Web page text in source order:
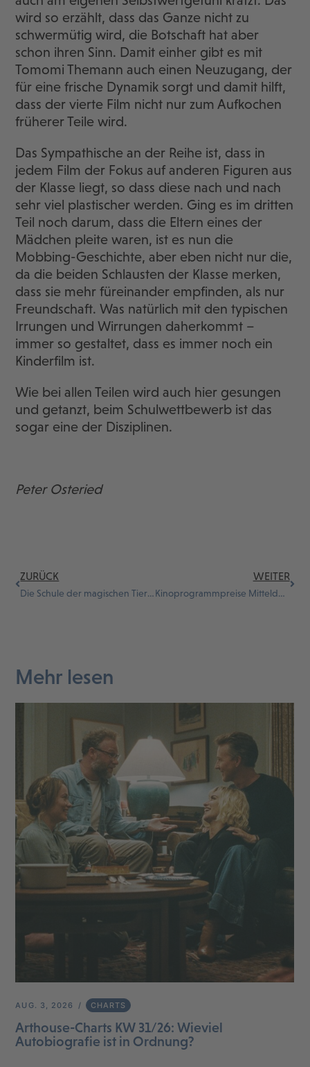
wird so erzählt, dass das Ganze nicht zu
schwermütig wird, die Botschaft hat aber
schon ihren Sinn. Damit einher gibt es mit
Tomomi Themann auch einen Neuzugang, der
für eine frische Dynamik sorgt und damit hilft,
dass der vierte Film nicht nur zum Aufkochen
früherer Teile wird.
Das Sympathische an der Reihe ist, dass in
jedem Film der Fokus auf anderen Figuren aus
der Klasse liegt, so dass diese nach und nach
sehr viel plastischer werden. Ging es im dritten
Teil noch darum, dass die Eltern eines der
Mädchen pleite waren, ist es nun die
Mobbing-Geschichte, aber eben nicht nur die,
da die beiden Schlausten der Klasse merken,
dass sie mehr füreinander empfinden, als nur
Freundschaft. Was natürlich mit den typischen
Irrungen und Wirrungen daherkommt –
immer so gestaltet, dass es immer noch ein
Kinderfilm ist.
Wie bei allen Teilen wird auch hier gesungen
und getanzt, beim Schulwettbewerb ist das
sogar eine der Disziplinen.
Peter Osteried
ZURÜCK
Die Schule der magischen Tiere 4
WEITER
Kinoprogrammpreise Mitteldeutschland verliehen
Mehr lesen
AUG. 3, 2026 CHARTS
Arthouse-Charts KW 31/26: Wieviel
Autobiografie ist in Ordnung?